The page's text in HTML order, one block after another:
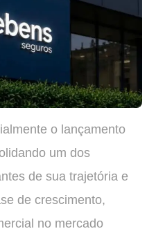
o lançamento
um dos
de sua trajetória e
de crescimento,
no mercado